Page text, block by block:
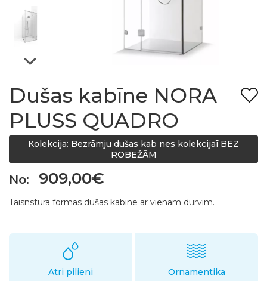
Dušas kabīne NORA
PLUSS QUADRO
Kolekcija: Bezrāmju dušas kab nes kolekcijaī BEZ
ROBEŽĀM
No: 909,00€
Taisnstūra formas dušas kabīne ar vienām durvīm.
Ātri pilieni Ornamentika